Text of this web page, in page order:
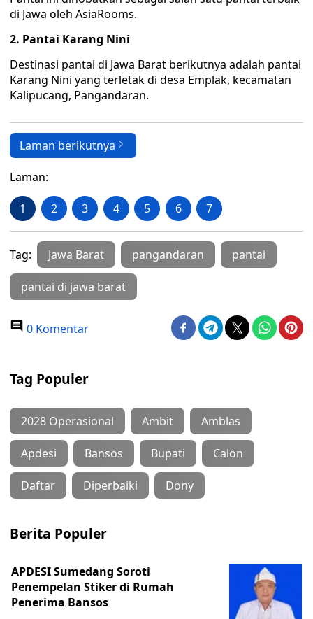
di Jawa oleh AsiaRooms.
2. Pantai Karang Nini
Destinasi pantai di Jawa Barat berikutnya adalah pantai
Karang Nini yang terletak di desa Emplak, kecamatan
Kalipucang, Pangandaran.
Laman berikutnya
Laman:
1 2 3 4 5 6 7
Tag: Jawa Barat pangandaran pantai
pantai di jawa barat
0 Komentar
Tag Populer
2028 Operasional Ambit Amblas
Apdesi Bansos Bupati Calon
Daftar Diperbaiki Dony
Berita Populer
APDESI Sumedang Soroti
Penempelan Stiker di Rumah
Penerima Bansos